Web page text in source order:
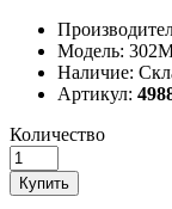
Модель:
Наличие:
Артикул:
Количество
Купить